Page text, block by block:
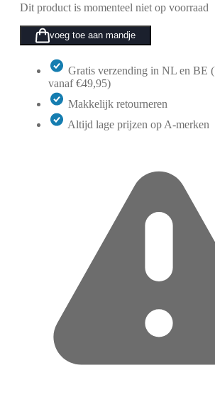
Dit product is momenteel niet op voorraad
voeg toe aan mandje
Gratis verzending in NL en BE
vanaf €49,95)
Makkelijk retourneren
Altijd lage prijzen op A-merken